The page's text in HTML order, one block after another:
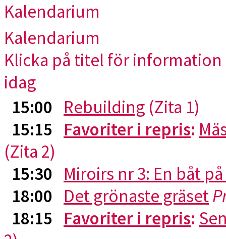
Kalendarium
Kalendarium
Klicka på titel för
idag
15:00 Rebuilding (Zita 1)
15:15 Favoriter i repris:
(Zita 2)
15:30 Miroirs nr 3: En båt
18:00 Det grönaste gräset
18:15 Favoriter i repris: